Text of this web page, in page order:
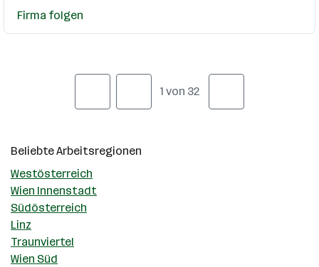
Firma folgen
1 von 32
Beliebte Arbeitsregionen
Westösterreich
Wien Innenstadt
Südösterreich
Linz
Traunviertel
Wien Süd